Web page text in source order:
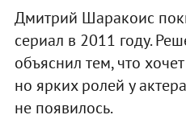
Дмитрий Шаракоис
сериал в 2011 году.
объяснил тем, что
но ярких ролей у
не появилось.